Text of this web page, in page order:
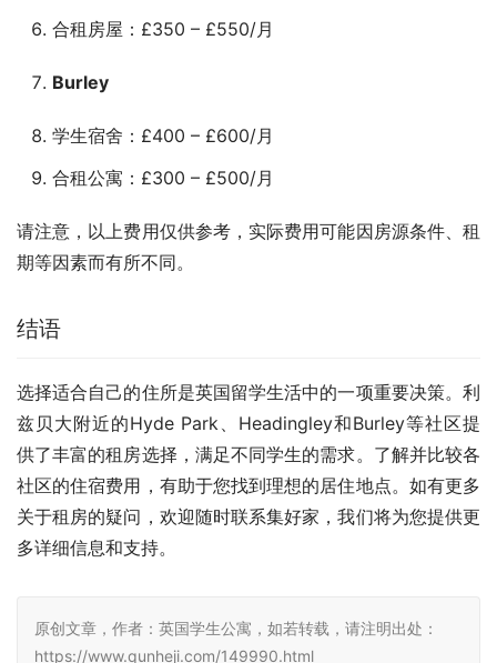
合租房屋：£350 – £550/月
Burley
学生宿舍：£400 – £600/月
合租公寓：£300 – £500/月
请注意，以上费用仅供参考，实际费用可能因房源条件、租
期等因素而有所不同。
结语
选择适合自己的住所是英国留学生活中的一项重要决策。利
兹贝大附近的Hyde Park、Headingley和Burley等社区提
供了丰富的租房选择，满足不同学生的需求。了解并比较各
社区的住宿费用，有助于您找到理想的居住地点。如有更多
关于租房的疑问，欢迎随时联系集好家，我们将为您提供更
多详细信息和支持。
原创文章，作者：英国学生公寓，如若转载，请注明出处：
https://www.qunheji.com/149990.html